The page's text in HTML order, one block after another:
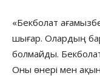
«Бекболат
шығар. Олардың
болмайды.
Оны өнері мен